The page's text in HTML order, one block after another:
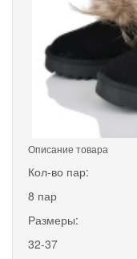
Описание товара
Кол-во пар:
8 пар
Размеры:
32-37